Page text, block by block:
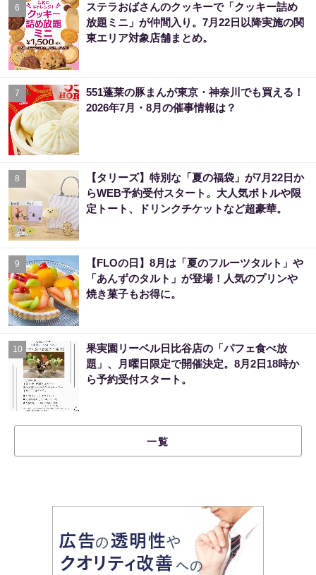
6
ステラおばさんのクッキーで「クッキー詰め
放題ミニ」が仲間入り。7月22日以降実施の関
東エリア対象店舗まとめ。
7
551蓬莱の豚まんが東京・神奈川でも買える！
2026年7月・8月の催事情報は？
8
【タリーズ】特別な「夏の福袋」が7月22日か
らWEB予約受付スタート。大人気ボトルや限
定トート、ドリンクチケットなど超豪華。
9
【FLOの日】8月は「夏のフルーツタルト」や
「あんずのタルト」が登場！人気のプリンや
焼き菓子もお得に。
10
果実園リーベル日比谷店の「パフェ食べ放
題」、月曜日限定で開催決定。8月2日18時か
ら予約受付スタート。
一覧